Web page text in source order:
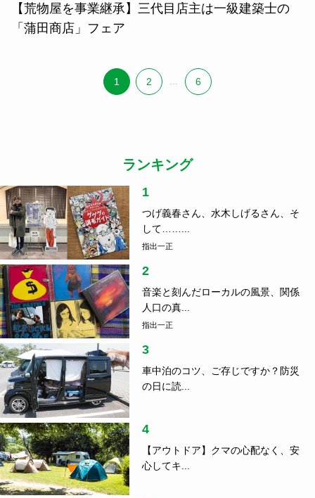
【荒物屋を事業継承】三代目店主は一級建築士の
「蒲田商店」フェア
1 2 6
ランキング
1
つげ義春さん、水木しげるさん、そ
して……...
指出一正
2
音楽と刻んだローカルの風景、関係
人口の真...
指出一正
3
車中泊のコツ、ご存じですか？防災
の日に読...
4
【アウトドア】クマの心配なく、安
心してキ...